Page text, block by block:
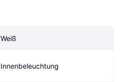
Weiß
Innenbeleuchtung